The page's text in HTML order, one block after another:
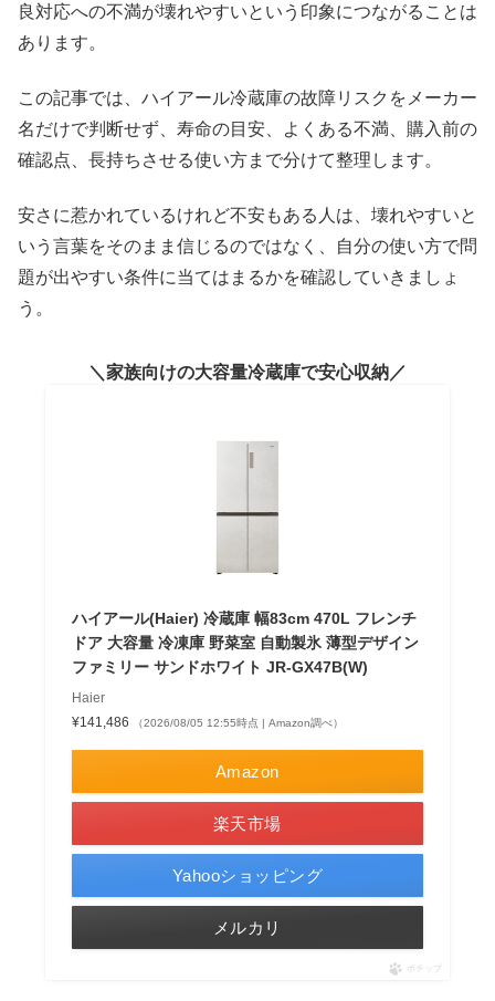
良対応への不満が壊れやすいという印象につながることは
あります。
この記事では、ハイアール冷蔵庫の故障リスクをメーカー
名だけで判断せず、寿命の目安、よくある不満、購入前の
確認点、長持ちさせる使い方まで分けて整理します。
安さに惹かれているけれど不安もある人は、壊れやすいと
いう言葉をそのまま信じるのではなく、自分の使い方で問
題が出やすい条件に当てはまるかを確認していきましょ
う。
家族向けの大容量冷蔵庫で安心収納
ハイアール(Haier) 冷蔵庫 幅83cm 470L フレンチ
ドア 大容量 冷凍庫 野菜室 自動製氷 薄型デザイン
ファミリー サンドホワイト JR-GX47B(W)
Haier
¥141,486
（2026/08/05 12:55時点 | Amazon調べ）
Amazon
楽天市場
Yahooショッピング
メルカリ
ポチップ